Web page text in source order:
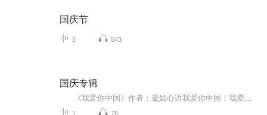
国庆节
3 543
国庆专辑
1 78